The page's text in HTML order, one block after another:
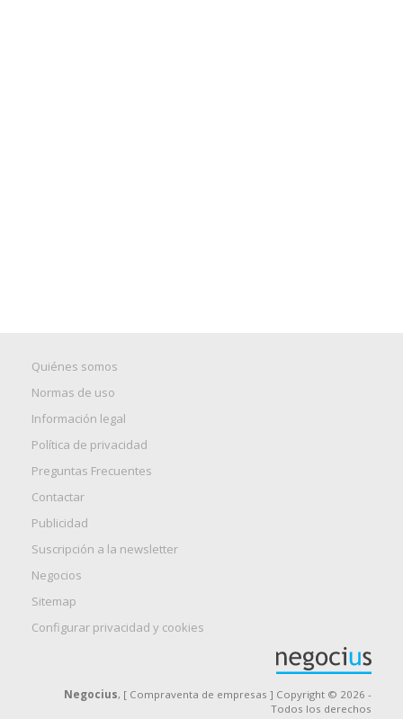
Quiénes somos
Normas de uso
Información legal
Política de privacidad
Preguntas Frecuentes
Contactar
Publicidad
Suscripción a la newsletter
Negocios
Sitemap
Configurar privacidad y cookies
Negocius, [ Compraventa de empresas ] Copyright © 2026 -
Todos los derechos